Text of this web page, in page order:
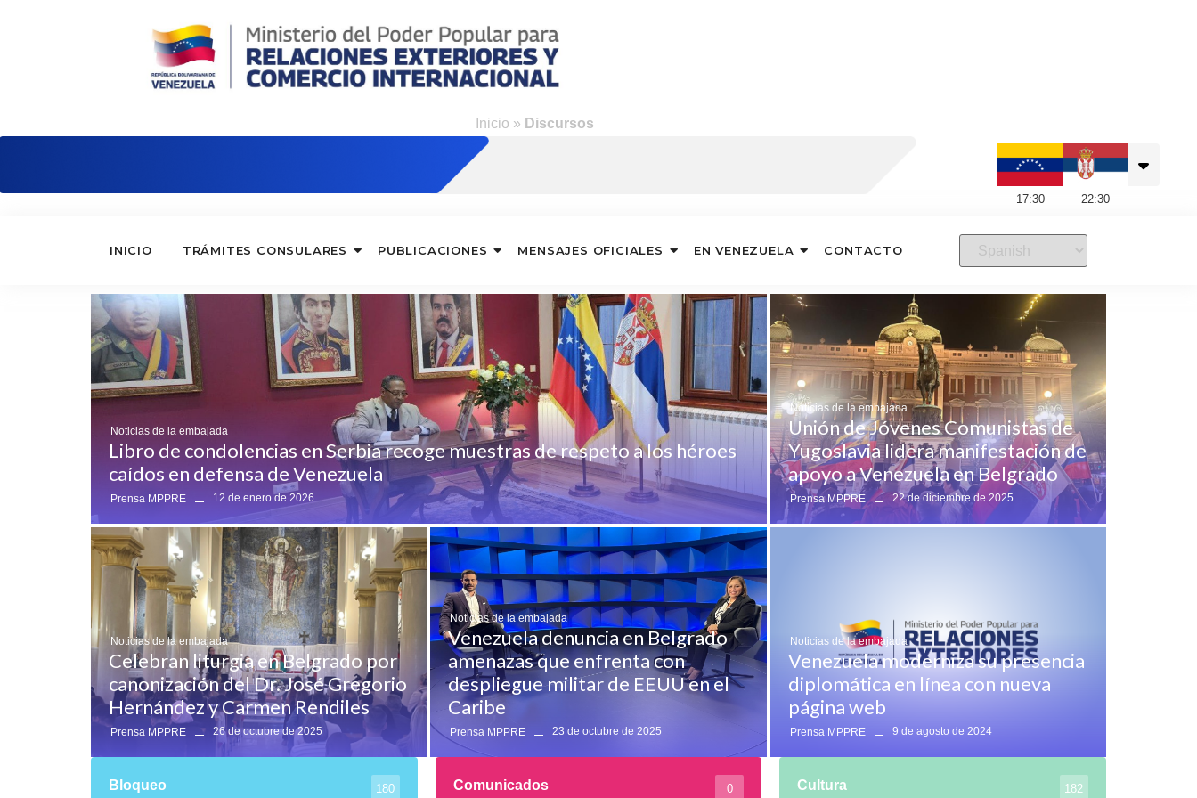
Inicio » Discursos
17:30 22:30
INICIO TRÁMITES CONSULARES PUBLICACIONES MENSAJES OFICIALES EN VENEZUELA CONTACTO
Noticias de la embajada
Libro de condolencias en Serbia recoge muestras de respeto a los héroes
caídos en defensa de Venezuela
Prensa MPPRE 12 de enero de 2026
Noticias de la embajada
Unión de Jóvenes Comunistas de
Yugoslavia lidera manifestación de
apoyo a Venezuela en Belgrado
Prensa MPPRE 22 de diciembre de 2025
Noticias de la embajada
Celebran liturgia en Belgrado por
canonización del Dr. José Gregorio
Hernández y Carmen Rendiles
Prensa MPPRE 26 de octubre de 2025
Noticias de la embajada
Venezuela denuncia en Belgrado
amenazas que enfrenta con
despliegue militar de EEUU en el
Caribe
Prensa MPPRE 23 de octubre de 2025
Noticias de la embajada
Venezuela moderniza su presencia
diplomática en línea con nueva
página web
Prensa MPPRE 9 de agosto de 2024
Bloqueo 180 Comunicados 0 Cultura 182